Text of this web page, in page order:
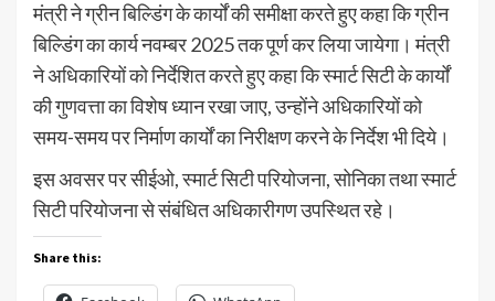
मंत्री ने ग्रीन बिल्डिंग के कार्यों की समीक्षा करते हुए कहा कि ग्रीन
बिल्डिंग का कार्य नवम्बर 2025 तक पूर्ण कर लिया जायेगा। मंत्री
ने अधिकारियों को निर्देशित करते हुए कहा कि स्मार्ट सिटी के कार्यों
की गुणवत्ता का विशेष ध्यान रखा जाए, उन्होंने अधिकारियों को
समय-समय पर निर्माण कार्यों का निरीक्षण करने के निर्देश भी दिये।
इस अवसर पर सीईओ, स्मार्ट सिटी परियोजना, सोनिका तथा स्मार्ट
सिटी परियोजना से संबंधित अधिकारीगण उपस्थित रहे।
Share this: